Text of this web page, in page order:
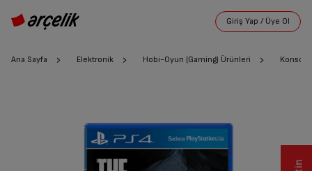
Ana Sayfa Elektronik Hobi-Oyun (Gaming) Ürünleri Konsol